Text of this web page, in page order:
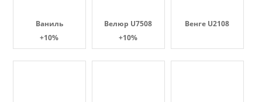
Ваниль
+10%
Велюр U7508
+10%
Венге U2108